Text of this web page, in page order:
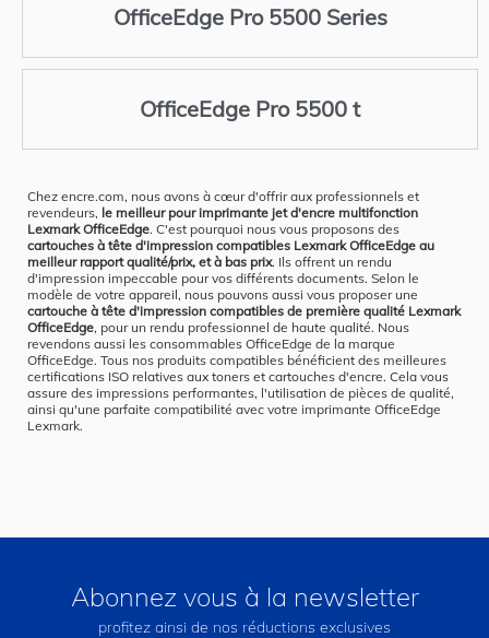
OfficeEdge Pro 5500 Series
OfficeEdge Pro 5500 t
Chez encre.com, nous avons à cœur d'offrir aux professionnels et
revendeurs, le meilleur pour imprimante jet d'encre multifonction
Lexmark OfficeEdge. C'est pourquoi nous vous proposons des
cartouches à tête d'impression compatibles Lexmark OfficeEdge au
meilleur rapport qualité/prix, et à bas prix. Ils offrent un rendu
d'impression impeccable pour vos différents documents. Selon le
modèle de votre appareil, nous pouvons aussi vous proposer une
cartouche à tête d'impression compatibles de première qualité Lexmark
OfficeEdge, pour un rendu professionnel de haute qualité. Nous
revendons aussi les consommables OfficeEdge de la marque
OfficeEdge. Tous nos produits compatibles bénéficient des meilleures
certifications ISO relatives aux toners et cartouches d'encre. Cela vous
assure des impressions performantes, l'utilisation de pièces de qualité,
ainsi qu'une parfaite compatibilité avec votre imprimante OfficeEdge
Lexmark.
Abonnez vous à la newsletter
profitez ainsi de nos réductions exclusives